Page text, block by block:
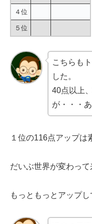
４位
５位
こちらも
した。
40点以上
が・・・
１位の116点アップは
だいぶ世界が変わって
もっともっとアップし